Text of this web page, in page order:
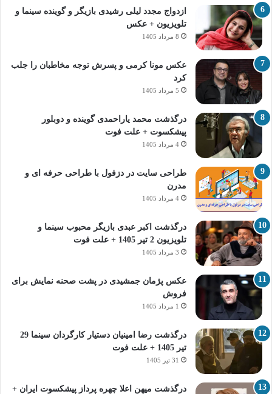
ازدواج مجدد لیلی رشیدی بازیگر و گوینده سینما و
تلویزیون + عکس
8 مرداد 1405
عکس مونا کرمی و پسرش توجه مخاطبان را جلب
کرد
5 مرداد 1405
درگذشت محمد یاراحمدی گوینده و دوبلور
پیشکسوت + علت فوت
4 مرداد 1405
طراحی سایت در دزفول با طراحی حرفه‌ ای و
مدرن
4 مرداد 1405
درگذشت اکبر عبدی بازیگر محبوب سینما و
تلویزیون 2 تیر 1405 + علت فوت
3 مرداد 1405
عکس پژمان جمشیدی در پشت صحنه نمایش برای
فروش
1 مرداد 1405
درگذشت رضا امینیان دستیار کارگردان سینما 29
تیر 1405 + علت فوت
31 تیر 1405
درگذشت میهن اعلا چهره پرداز پیشکسوت ایران +